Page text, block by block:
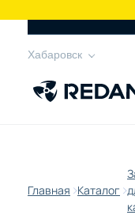
Хабаровск
Главная Каталог